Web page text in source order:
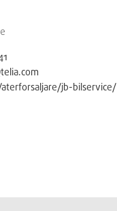
jb-bilservice/